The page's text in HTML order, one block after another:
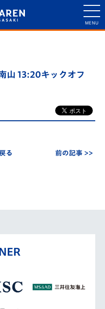
山 13:20キックオフ
る 前の記事 >>